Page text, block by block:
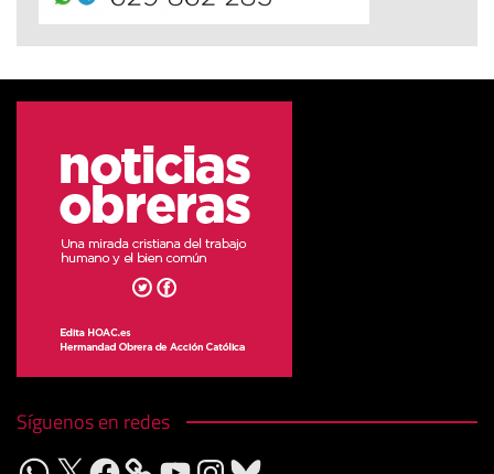
Síguenos en redes
WhatsApp
X Facebook YouTubeInstagram
Bluesky